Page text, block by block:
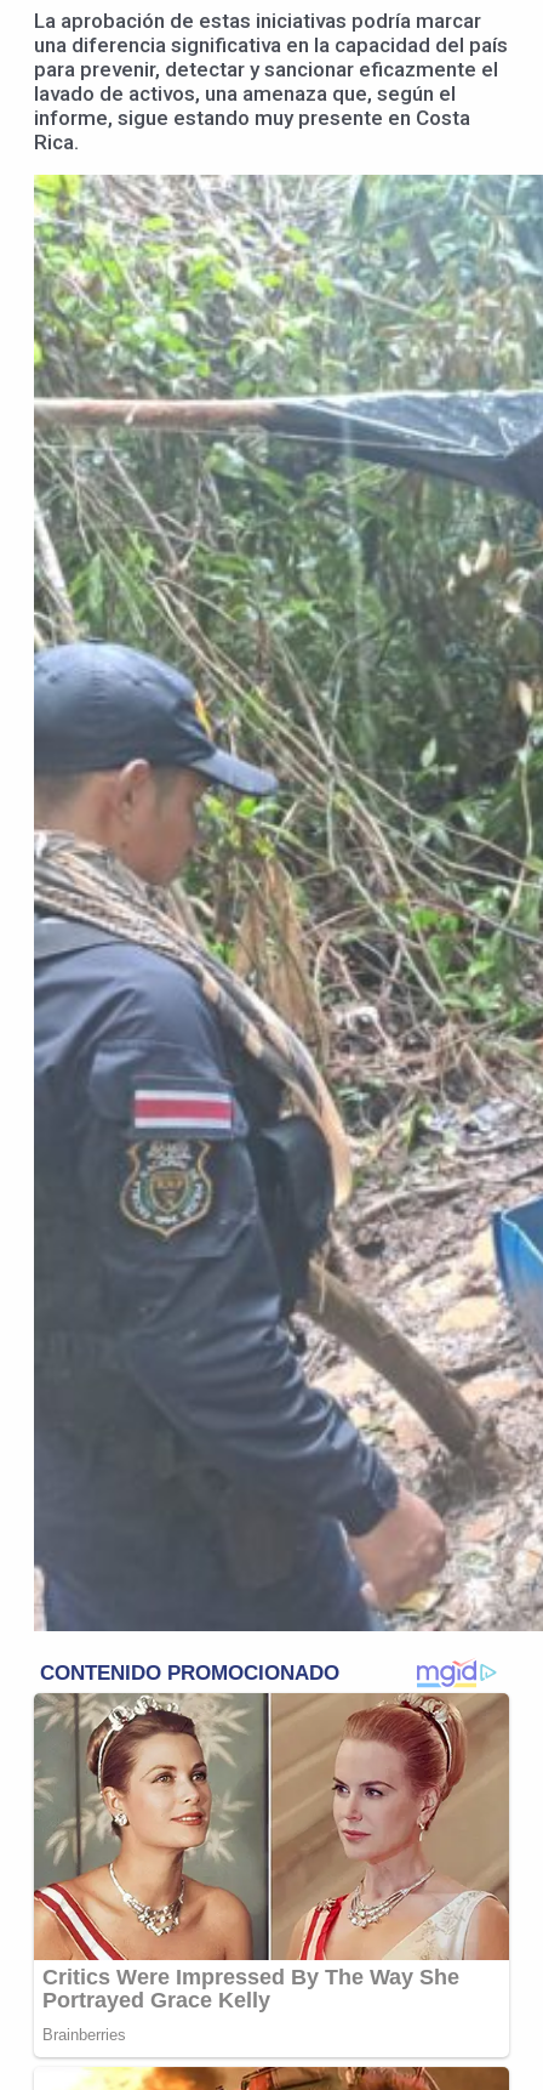
La aprobación de estas iniciativas podría marcar
una diferencia significativa en la capacidad del país
para prevenir, detectar y sancionar eficazmente el
lavado de activos, una amenaza que, según el
informe, sigue estando muy presente en Costa
Rica.